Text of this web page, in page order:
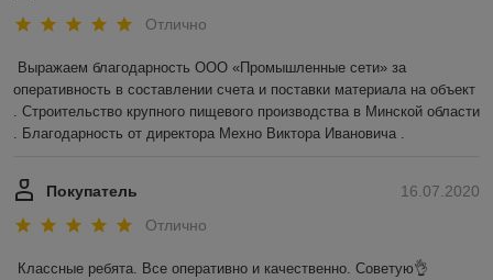
Отлично
Выражаем благодарность ООО «Промышленные сети» за
оперативность в составлении счета и поставки материала на объект
. Строительство крупного пищевого производства в Минской области
. Благодарность от директора Мехно Виктора Ивановича .
16.07.2020
Покупатель
Отлично
Классные ребята. Все оперативно и качественно. Советую👌